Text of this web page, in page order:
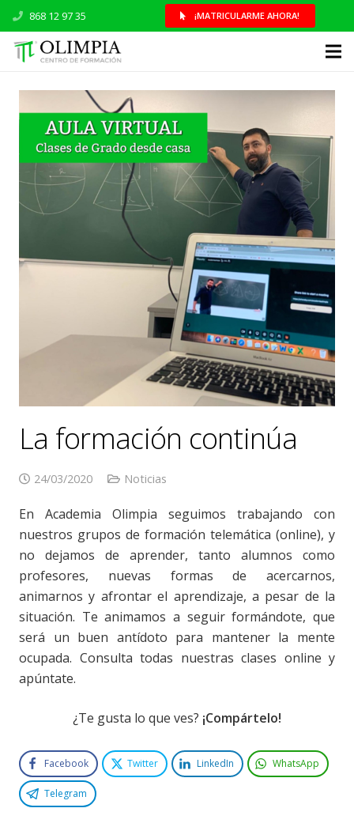
868 12 97 35 ¡MATRICULARME AHORA!
La formación continúa
24/03/2020 Noticias
En Academia Olimpia seguimos trabajando con
nuestros grupos de formación telemática (online), y
no dejamos de aprender, tanto alumnos como
profesores, nuevas formas de acercarnos,
animarnos y afrontar el aprendizaje, a pesar de la
situación. Te animamos a seguir formándote, que
será un buen antídoto para mantener la mente
ocupada. Consulta todas nuestras clases online y
apúntate.
¿Te gusta lo que ves? ¡Compártelo!
Facebook Twitter LinkedIn WhatsApp
Telegram